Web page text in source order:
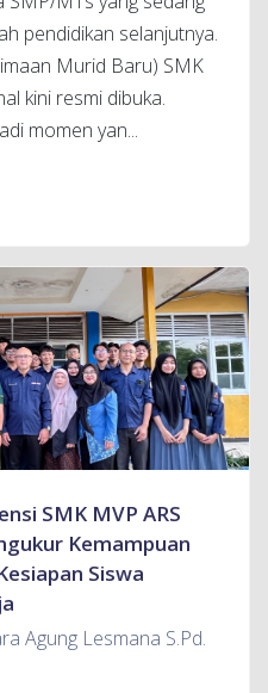
pendidikan selanjutnya.
Murid Baru) SMK
kini resmi dibuka.
momen yan...
SMK MVP ARS
Kemampuan
Siswa
Agung Lesmana S.Pd.